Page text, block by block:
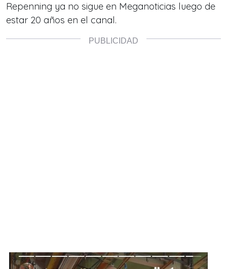
Repenning ya no sigue en Meganoticias luego de
estar 20 años en el canal.